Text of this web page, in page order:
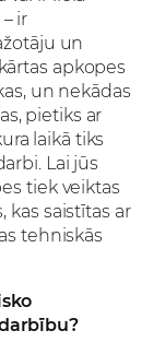
ir
un
apkopes
un nekādas
pietiks ar
laikā tiks
Lai jūs
tiek veiktas
kas saistītas ar
tehniskās